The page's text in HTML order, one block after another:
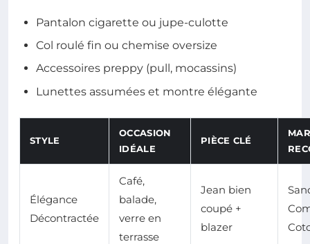
Pantalon cigarette ou jupe-culotte
Col roulé fin ou chemise oversize
Accessoires preppy (pull, mocassins)
Lunettes assumées et montre élégante
STYLE
OCCASION
IDÉALE
PIÈCE CLÉ
Élégance
Décontractée
Café,
balade,
verre en
terrasse
Jean bien
coupé +
blazer